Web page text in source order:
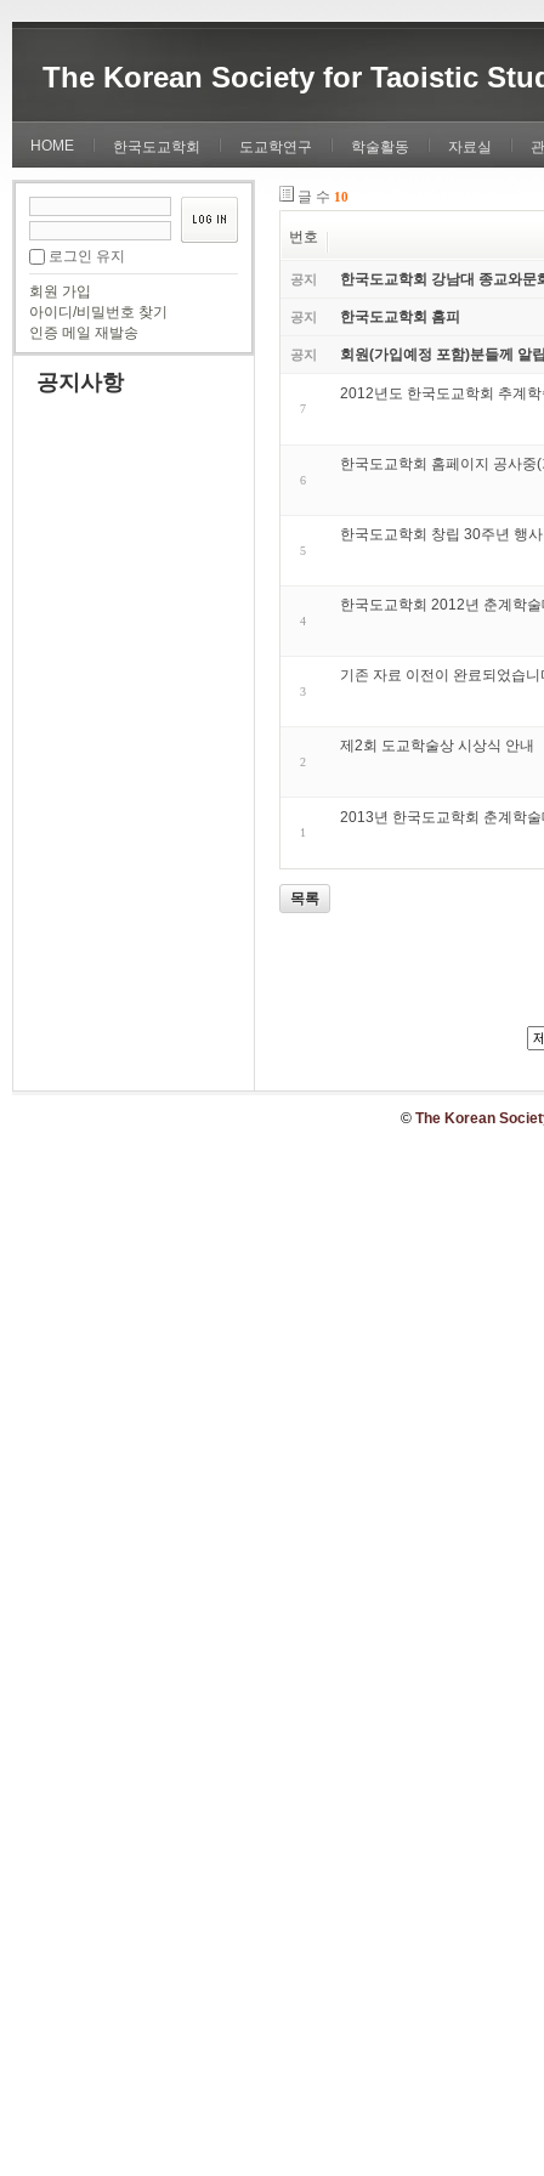
The Korean Society for Taoistic
HOME 한국도교학회 도교학연구 학술활동 자료실
로그인 유지
회원 가입
아이디/비밀번호 찾기
인증 메일 재발송
공지사항
글 수 10
번호
공지 한국도교학회 강남대 종교와문
공지 한국도교학회 홈피
공지 회원(가입예정 포함)분들께 알
7
2012년도 한국도교학회 추계
6
한국도교학회 홈페이지 공사중
5
한국도교학회 창립 30주년 행
4
한국도교학회 2012년 춘계학
3
기존 자료 이전이 완료되었습니
2
제2회 도교학술상 시상식 안내
1
2013년 한국도교학회 춘계학
목록
© The Korean